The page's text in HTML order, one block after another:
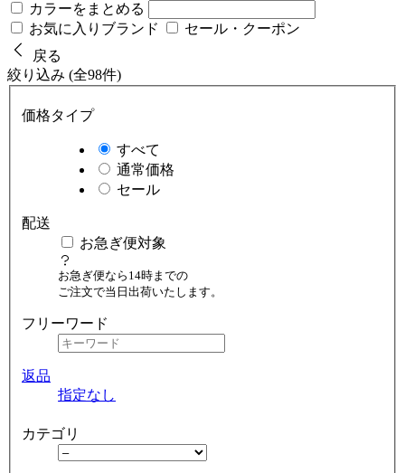
カラーをまとめる
お気に入りブランド
セール・クーポン
戻る
絞り込み (全98件)
価格タイプ
すべて
通常価格
セール
配送
お急ぎ便対象
お急ぎ便なら14時までの
ご注文で当日出荷いたします。
フリーワード
返品
指定なし
カテゴリ